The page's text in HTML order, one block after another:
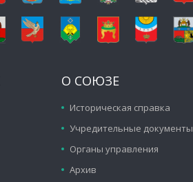
О СОЮЗЕ
Историческая справка
Учредительные документы
Органы управления
Архив